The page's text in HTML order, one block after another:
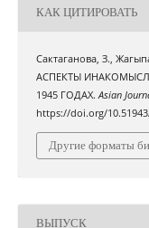
КАК ЦИТИРОВАТЬ
Сактаганова, З.,
АСПЕКТЫ
1945 ГОДАХ.Asian
https://doi.org/
Другие форматы
ВЫПУСК